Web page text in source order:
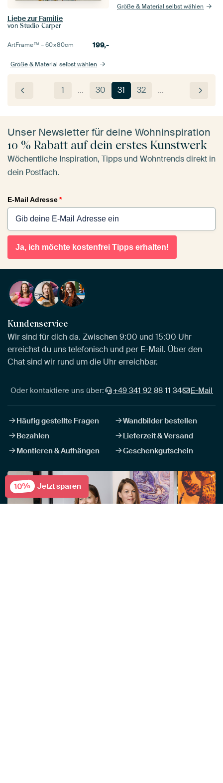
Liebe zur Familie
von Studio Carper
ArtFrame™ –60×80cm 199,-
Größe & Material selbst wählen
Größe & Material selbst wählen
1 … 30 31 32 …
Unser Newsletter für deine Wohninspiration
10 % Rabatt auf dein erstes Kunstwerk
Wöchentliche Inspiration, Tipps und Wohntrends direkt in
dein Postfach.
E-Mail Adresse*
Ja, ich möchte kostenfrei Tipps erhalten!
Kundenservice
Wir sind für dich da. Zwischen 9:00 und 15:00 Uhr
erreichst du uns telefonisch und per E-Mail. Über den
Chat sind wir rund um die Uhr erreichbar.
Oder kontaktiere uns über: +49 341 92 88 11 34 E-Mail
Häufig gestellte Fragen
Wandbilder bestellen
Bezahlen
Lieferzeit & Versand
Montieren & Aufhängen
Geschenkgutschein
10% Jetzt sparen